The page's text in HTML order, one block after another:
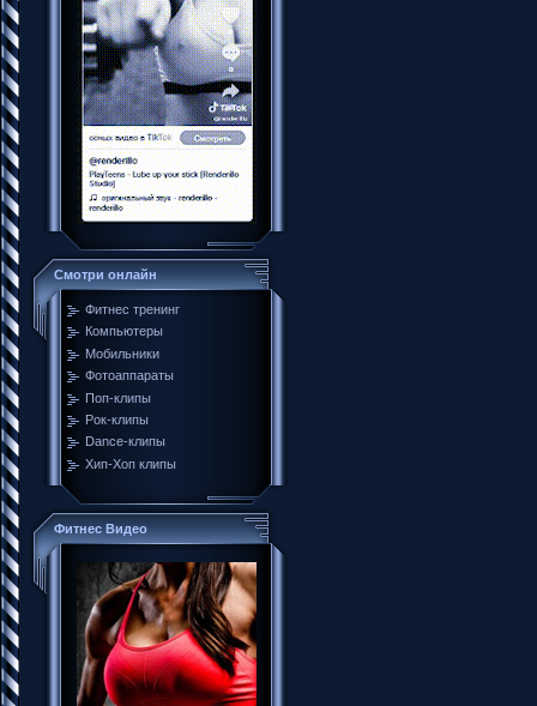
Смотри онлайн
Фитнес тренинг
Компьютеры
Мобильники
Фотоаппараты
Поп-клипы
Рок-клипы
Dance-клипы
Хип-Хоп клипы
Фитнес Видео